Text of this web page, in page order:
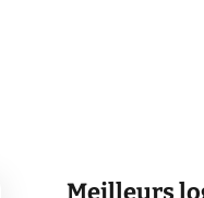
Meilleurs